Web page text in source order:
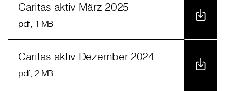
Caritas aktiv März 2025
pdf, 1 MB
Caritas aktiv Dezember 2024
pdf, 2 MB